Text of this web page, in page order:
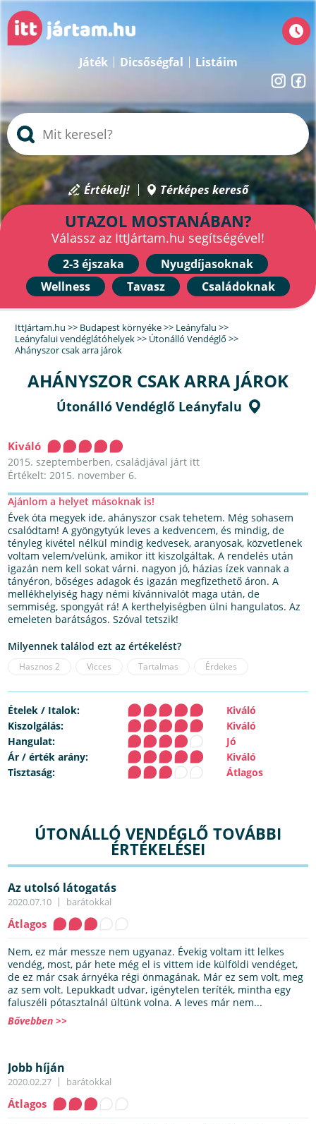
Játék Dicsőségfal Listáim
Értékelj! Térképes kereső
UTAZOL MOSTANÁBAN?
Válassz az IttJártam.hu segítségével!
2-3 éjszaka
Nyugdíjasoknak
Wellness
Tavasz Családoknak
IttJártam.hu >> Budapest környéke>> Leányfalu >>
Leányfalui vendéglátóhelyek>> Útonálló Vendéglő >>
Ahányszor csak arra járok
AHÁNYSZOR CSAK ARRA JÁROK
Útonálló Vendéglő Leányfalu
Kiváló
2015. szeptemberben, családjával járt itt
Értékelt: 2015. november 6.
Ajánlom a helyet másoknak is!
Évek óta megyek ide, ahányszor csak tehetem. Még sohasem
csalódtam! A gyöngytyúk leves a kedvencem, és mindig, de
tényleg kivétel nélkül mindig kedvesek, aranyosak, közvetlenek
voltam velem/velünk, amikor itt kiszolgáltak. A rendelés után
igazán nem kell sokat várni. nagyon jó, házias ízek vannak a
tányéron, bőséges adagok és igazán megfizethető áron. A
mellékhelyiség hagy némi kívánnivalót maga után, de
semmiség, spongyát rá! A kerthelyiségben ülni hangulatos. Az
emeleten barátságos. Szóval tetszik!
Milyennek találod ezt az értékelést?
Hasznos 2 Vicces Tartalmas Érdekes
Ételek / Italok:
Kiváló
Kiszolgálás:
Kiváló
Hangulat:
Jó
Ár / érték arány:
Kiváló
Tisztaság:
Átlagos
ÚTONÁLLÓ VENDÉGLŐ TOVÁBBI
ÉRTÉKELÉSEI
Az utolsó látogatás
2020.07.10 barátokkal
Átlagos
Nem, ez már messze nem ugyanaz. Évekig voltam itt lelkes
vendég, most, pár hete még el is vittem ide külföldi vendéget,
de ez már csak árnyéka régi önmagának. Már ez sem volt, meg
az sem volt. Lepukkadt udvar, igénytelen teríték, mintha egy
faluszéli pótasztalnál ültünk volna. A leves már nem...
Bővebben >>
Jobb híján
2020.02.27 barátokkal
Átlagos